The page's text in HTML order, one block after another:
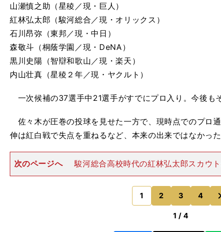
山瀬慎之助（星稜／現・巨人）
紅林弘太郎（駿河総合／現・オリックス）
石川昂弥（東邦／現・中日）
森敬斗（桐蔭学園／現・DeNA）
黒川史陽（智辯和歌山／現・楽天）
内山壮真（星稜２年／現・ヤクルト）
一次候補の37選手中21選手がすでにプロ入り。今後も
佐々木が圧巻の投球を見せた一方で、現時点でのプロ
伸は紅白戦で失点を重ねるなど、本来の出来ではなかった
次のページへ
駿河総合高校時代の紅林弘太郎スカウ
た紅林と黒川 それでも、この代表候補合宿でスカウト
手も多かった。 たとえば紅林弘太郎だ。静岡県内では
ていたものの、全国
1 2 3 4
のページへ
1 / 4
。
頑
、